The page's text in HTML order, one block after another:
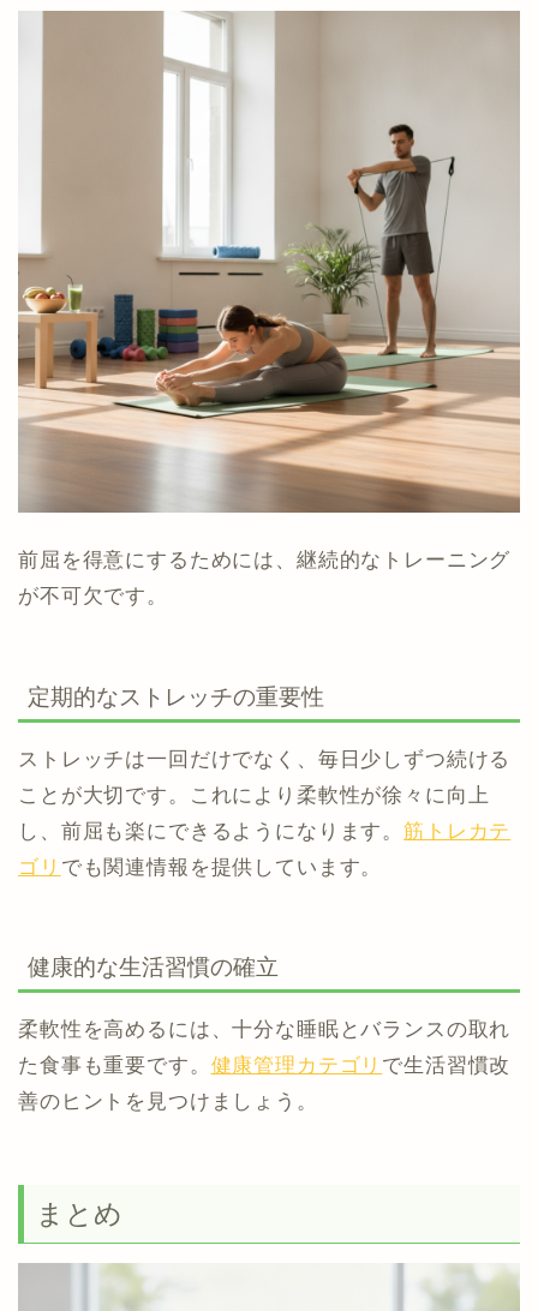
前屈を得意にするためには、継続的なトレーニング
が不可欠です。
定期的なストレッチの重要性
ストレッチは一回だけでなく、毎日少しずつ続ける
ことが大切です。これにより柔軟性が徐々に向上
し、前屈も楽にできるようになります。筋トレカテ
ゴリ でも関連情報を提供しています。
健康的な生活習慣の確立
柔軟性を高めるには、十分な睡眠とバランスの取れ
た食事も重要です。 健康管理カテゴリ で生活習慣改
善のヒントを見つけましょう。
まとめ